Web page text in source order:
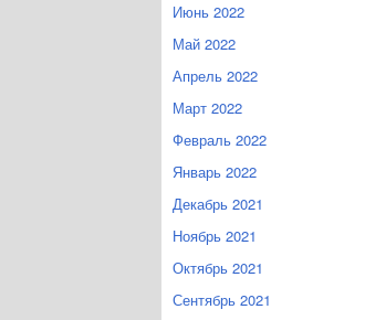
Июнь 2022
Май 2022
Апрель 2022
Март 2022
Февраль 2022
Январь 2022
Декабрь 2021
Ноябрь 2021
Октябрь 2021
Сентябрь 2021